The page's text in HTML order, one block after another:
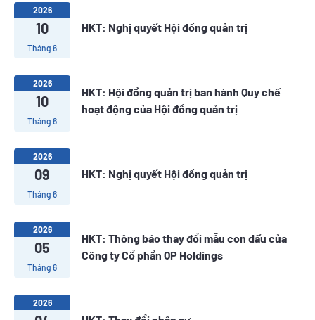
2026
10
Tháng 6
HKT: Nghị quyết Hội đồng quản trị
2026
10
Tháng 6
HKT: Hội đồng quản trị ban hành Quy chế
hoạt động của Hội đồng quản trị
2026
09
Tháng 6
HKT: Nghị quyết Hội đồng quản trị
2026
05
Tháng 6
HKT: Thông báo thay đổi mẫu con dấu của
Công ty Cổ phần QP Holdings
2026